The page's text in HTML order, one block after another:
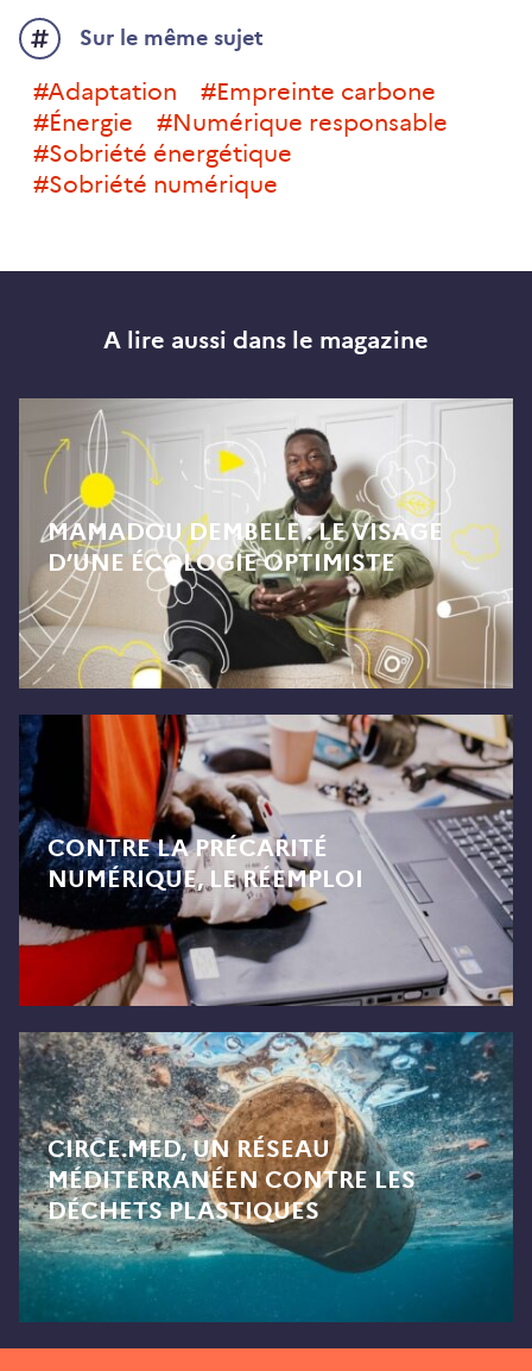
Sur le même sujet
#adaptation
#empreinte carbone
#énergie
#numérique responsable
#sobriété énergétique
#sobriété numérique
A lire aussi dans le magazine
MAMADOU DEMBELE : LE VISAGE
D’UNE ÉCOLOGIE OPTIMISTE
CONTRE LA PRÉCARITÉ
NUMÉRIQUE, LE RÉEMPLOI
CIRCE.MED, UN RÉSEAU
MÉDITERRANÉEN CONTRE LES
DÉCHETS PLASTIQUES